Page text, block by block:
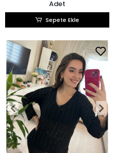
Adet
Sepete Ekle